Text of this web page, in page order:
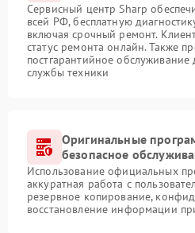
Сервисный центр Sharp
всей РФ, бесплатную
включая срочный ремонт.
статус ремонта онлайн. Также
постгарантийное
службы техники
Оригинальные
безопасное
Использование официальных
аккуратная работа с
резервное копирование,
восстановление информации